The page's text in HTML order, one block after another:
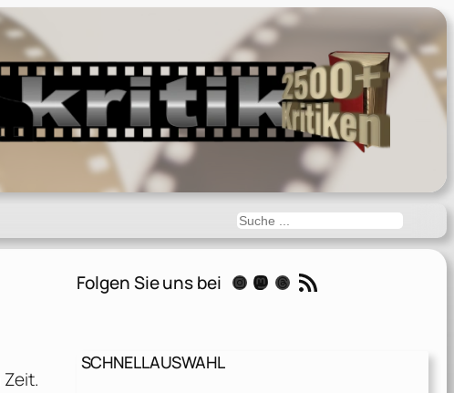
Suchen
Folgen Sie uns bei Instagram Mastodon Threads RSS-Feed
SCHNELLAUSWAHL